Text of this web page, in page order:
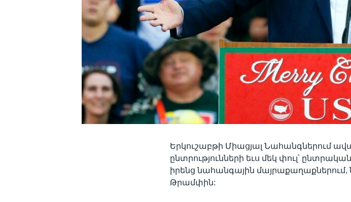
Երկուշաբթի Միացյալ Նահանգներում
ընտրությունների եւս մեկ փուլ՝
իրենց նահանգային
Թրամփին: